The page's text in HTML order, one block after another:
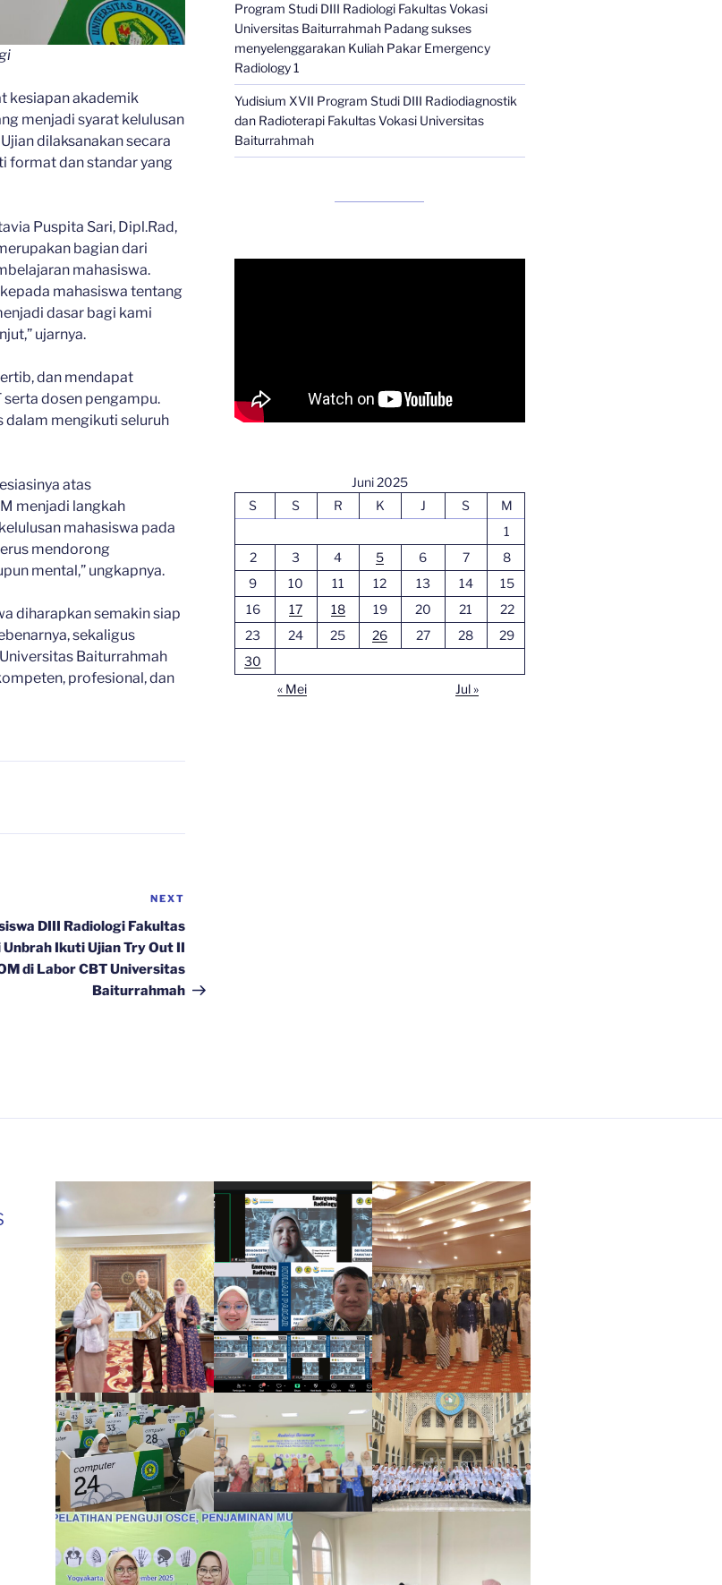
kesiapan akademik
menjadi syarat kelulusan
dilaksanakan secara
format dan standar yang
Puspita Sari, Dipl.Rad,
bagian dari
mahasiswa.
mahasiswa tentang
dasar bagi kami
ujarnya.
dan mendapat
dosen pengampu.
dalam mengikuti seluruh
atas
menjadi langkah
mahasiswa pada
mendorong
mental,” ungkapnya.
diharapkan semakin siap
sekaligus
Baiturrahmah
profesional, dan
Post
NEXT
DIII Radiologi Fakultas
Unbrah Ikuti Ujian Try Out II
di Labor CBT Universitas
Baiturrahmah
Program Studi DIII Radiologi Fakultas Vokasi
Universitas Baiturrahmah Padang sukses
menyelenggarakan Kuliah Pakar Emergency
Radiology 1
Yudisium XVII Program Studi DIII Radiodiagnostik
dan Radioterapi Fakultas Vokasi Universitas
Baiturrahmah
Juni 2025
S
S R K J S
M
1
2
3 4 5 6 7
8
9
10 11 12 13 14
15
16
17 18 19 20 21
22
23
24 25 26 27 28
29
30
« Mei
Jul »